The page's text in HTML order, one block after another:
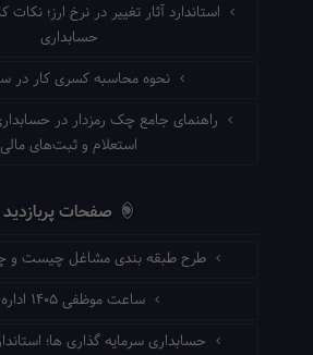
استاندارد آثار تغییر در نرخ ارز؛
حسابداری
نحوه محاسبه کسری کار در سال
راهنمای جامع چک رمزدار در
استعلام و ثبت‌های مالی
صفحات پربازدید
طرح طبقه بندی مشاغل چیست و
ساعت موظفی ۱۴۰۵ اداره کار
حسابداری سرمایه گذاری ها؛ استاندارد ۱۵ و